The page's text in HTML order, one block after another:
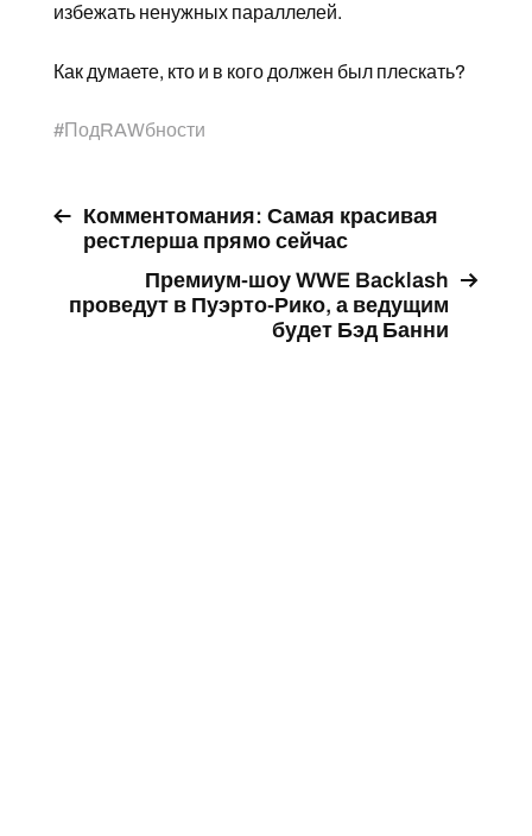
избежать ненужных параллелей.
Как думаете, кто и в кого должен был плескать?
#ПодRAWбности
Комментомания: Самая красивая
рестлерша прямо сейчас
Премиум-шоу WWE Backlash
проведут в Пуэрто-Рико, а ведущим
будет Бэд Банни